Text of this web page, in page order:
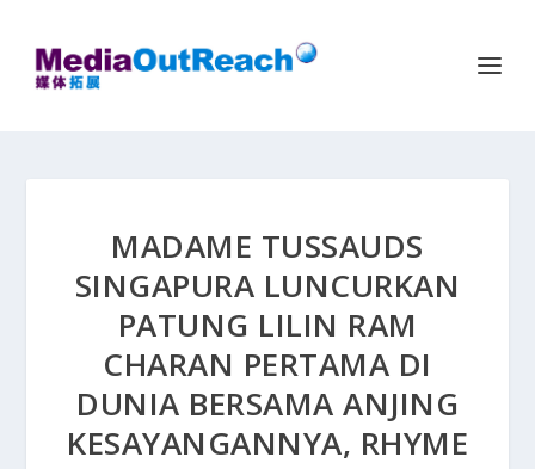
MADAME TUSSAUDS
SINGAPURA LUNCURKAN
PATUNG LILIN RAM
CHARAN PERTAMA DI
DUNIA BERSAMA ANJING
KESAYANGANNYA, RHYME